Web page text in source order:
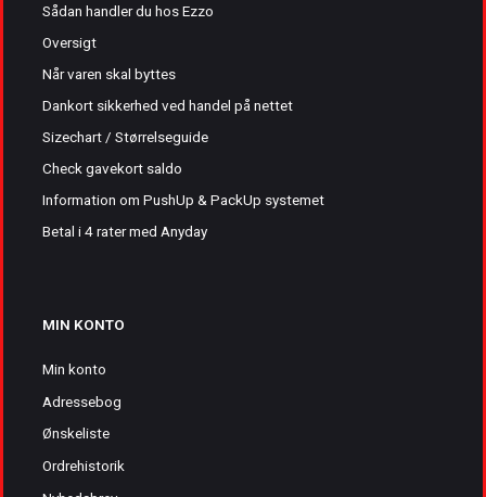
Sådan handler du hos Ezzo
Oversigt
Når varen skal byttes
Dankort sikkerhed ved handel på nettet
Sizechart / Størrelseguide
Check gavekort saldo
Information om PushUp & PackUp systemet
Betal i 4 rater med Anyday
MIN KONTO
Min konto
Adressebog
Ønskeliste
Ordrehistorik